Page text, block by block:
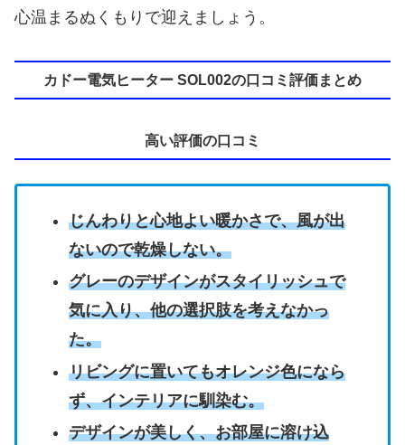
心温まるぬくもりで迎えましょう。
カドー電気ヒーター SOL002の口コミ評価まとめ
高い評価の口コミ
じんわりと心地よい暖かさで、風が出
ないので乾燥しない。
グレーのデザインがスタイリッシュで
気に入り、他の選択肢を考えなかっ
た。
リビングに置いてもオレンジ色になら
ず、インテリアに馴染む。
デザインが美しく、お部屋に溶け込